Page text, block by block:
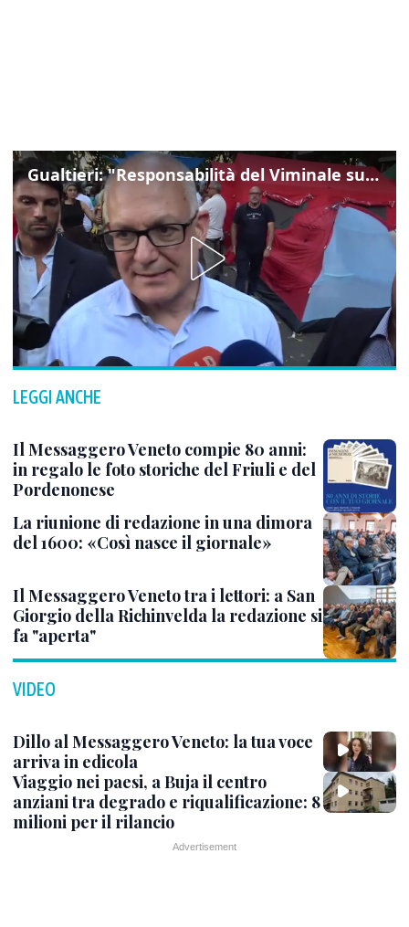
Gualtieri: "Responsabilità del Viminale su Spin Time? La posizione dei partiti è nota"
LEGGI ANCHE
Il Messaggero Veneto compie 80 anni:
in regalo le foto storiche del Friuli e del
Pordenonese
La riunione di redazione in una dimora
del 1600: «Così nasce il giornale»
Il Messaggero Veneto tra i lettori: a San
Giorgio della Richinvelda la redazione si
fa "aperta"
VIDEO
Dillo al Messaggero Veneto: la tua voce
arriva in edicola
Viaggio nei paesi, a Buja il centro
anziani tra degrado e riqualificazione: 8
milioni per il rilancio